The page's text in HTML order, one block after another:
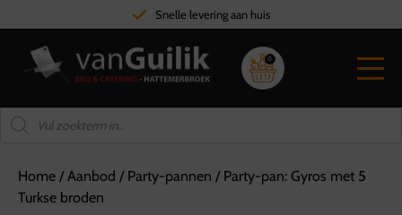
Snelle levering aan huis
0
Home /Aanbod / Party-pannen / Party-pan: Gyros met 5
Turkse broden